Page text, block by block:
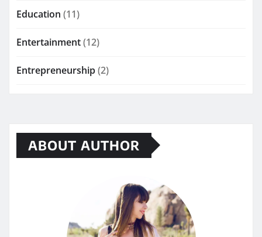
Education (11)
Entertainment(12)
Entrepreneurship(2)
ABOUT AUTHOR